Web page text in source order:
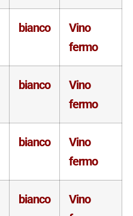
bianco
Vino
fermo
bianco
Vino
fermo
bianco
Vino
fermo
bianco
Vino